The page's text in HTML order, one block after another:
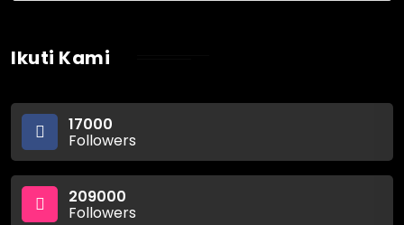
Ikuti Kami
17000
Followers
209000
Followers